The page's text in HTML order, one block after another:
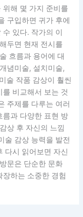
해 몇 가지 준비를
구입하면 귀가 후에
있다. 작가의 이
두면 현재 전시를
흐름과 용어에 대
념미술, 설치미술,
술 작품 감상이 훨씬
비교해서 보는 것
주제를 다루는 여러
름과 다양한 표현 방
상 후 자신의 느낌
술 감상 능력을 발전
다시 읽어보면 자신
문은 단순한 문화
하는 소중한 경험